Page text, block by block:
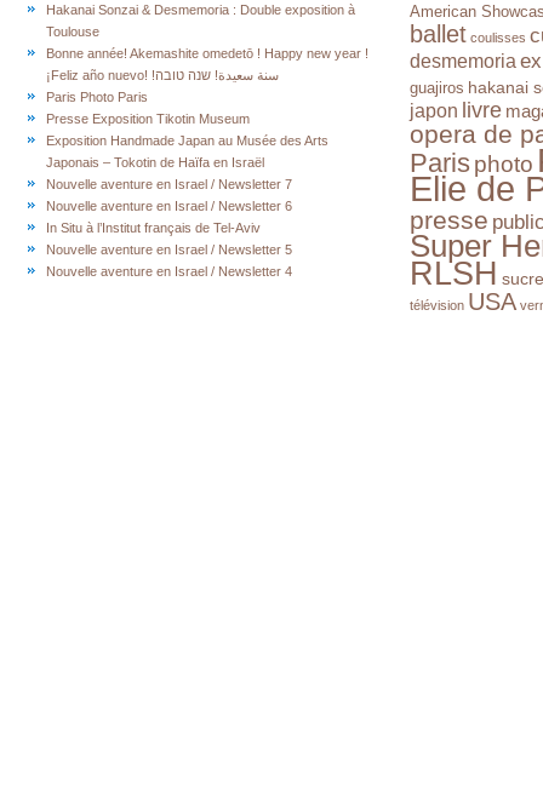
Hakanai Sonzai & Desmemoria : Double exposition à
Toulouse
Bonne année! Akemashite omedetō ! Happy new year !
¡Feliz año nuevo! !سنة سعيدة! שנה טובה
Paris Photo Paris
Presse Exposition Tikotin Museum
Exposition Handmade Japan au Musée des Arts
Japonais – Tokotin de Haïfa en Israël
Nouvelle aventure en Israel / Newsletter 7
Nouvelle aventure en Israel / Newsletter 6
In Situ à l’Institut français de Tel-Aviv
Nouvelle aventure en Israel / Newsletter 5
Nouvelle aventure en Israel / Newsletter 4
American
ballet coulisses
desmemoria
guajiros hakanai
japon livre
opera de
Paris photo
Elie de
presse
Super
RLSH sucre
télévision USA